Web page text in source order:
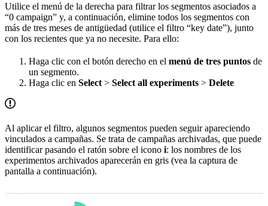
Utilice el menú de la derecha para filtrar los segmentos asociados a
“0 campaign” y, a continuación, elimine todos los segmentos con
más de tres meses de antigüedad (utilice el filtro “key date”), junto
con los recientes que ya no necesite. Para ello:
Haga clic con el botón derecho en el menú de tres puntos de
un segmento.
Haga clic en Select > Select all experiments > Delete
Al aplicar el filtro, algunos segmentos pueden seguir apareciendo
vinculados a campañas. Se trata de campañas archivadas, que puede
identificar pasando el ratón sobre el icono i: los nombres de los
experimentos archivados aparecerán en gris (vea la captura de
pantalla a continuación).